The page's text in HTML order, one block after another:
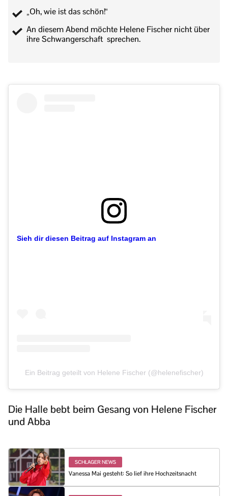
„Oh, wie ist das schön!“
An diesem Abend möchte Helene Fischer nicht über
ihre Schwangerschaft sprechen.
Sieh dir diesen Beitrag auf Instagram an
Ein Beitrag geteilt von Helene Fischer (@helenefischer)
Die Halle bebt beim Gesang von Helene Fischer
und Abba
SCHLAGER NEWS
Vanessa Mai gesteht: So lief ihre Hochzeitsnacht